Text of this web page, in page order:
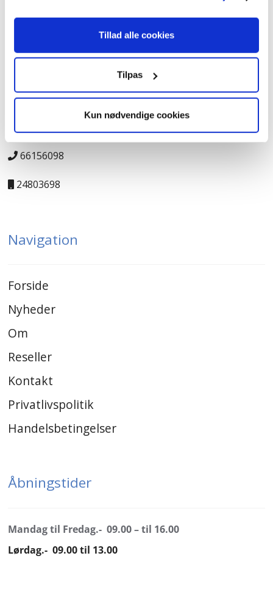
Tillad alle cookies
Tilpas
Kun nødvendige cookies
Kontakt
JK-Genbrugscenter
66156098
24803698
Navigation
Forside
Nyheder
Om
Reseller
Kontakt
Privatlivspolitik
Handelsbetingelser
Åbningstider
Mandag til Fredag.- 09.00 – til 16.00
Lørdag.- 09.00 til 13.00